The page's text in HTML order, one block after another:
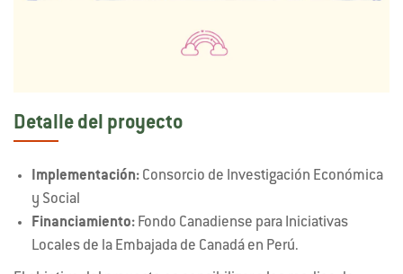
Detalle del proyecto
Implementación: Consorcio de Investigación Económica
y Social
Financiamiento: Fondo Canadiense para Iniciativas
Locales de la Embajada de Canadá en Perú.